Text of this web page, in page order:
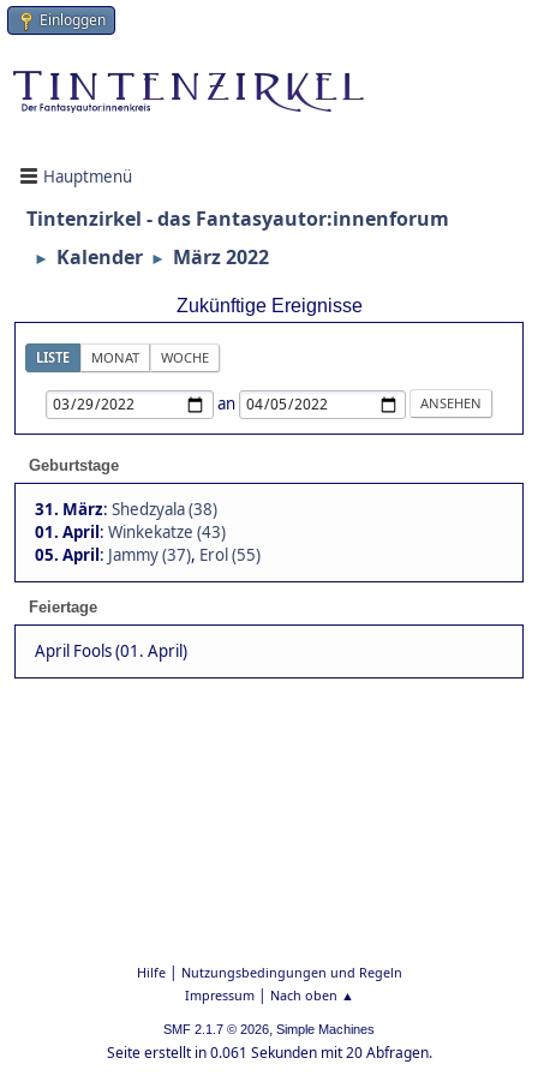
Einloggen
Hauptmenü
Tintenzirkel - das Fantasyautor:innenforum
► Kalender ► März 2022
Zukünftige Ereignisse
LISTE MONAT WOCHE
an
Geburtstage
31. März: Shedzyala (38)
01. April: Winkekatze (43)
05. April: Jammy (37), Erol (55)
Feiertage
April Fools (01. April)
Hilfe| Nutzungsbedingungen und Regeln
Impressum| Nach oben ▲
SMF 2.1.7 © 2026, Simple Machines
Seite erstellt in 0.061 Sekunden mit 20 Abfragen.